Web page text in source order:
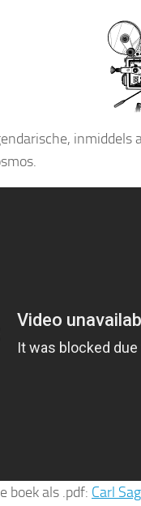
boek als .pdf: Carl